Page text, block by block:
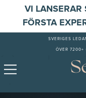
VI LANSERAR
FÖRSTA
SVERIGES
ÖVER 7200+